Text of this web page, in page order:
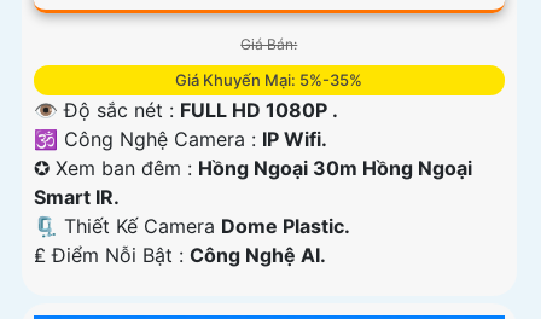
Giá Bán:
Giá Khuyến Mại: 5%-35%
👁 Độ sắc nét : FULL HD 1080P .
🕉️ Công Nghệ Camera : IP Wifi.
✪ Xem ban đêm : Hồng Ngoại 30m Hồng Ngoại
Smart IR.
🗜️ Thiết Kế Camera Dome Plastic.
️₤ Điểm Nỗi Bật : Công Nghệ AI.